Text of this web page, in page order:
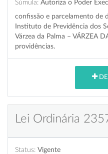
Súmula: Autoriza o Poder
confissão e parcelamento de
Instituto de Previdência dos
Várzea da Palma – VÁRZEA
providências.
Lei Ordinária
Status: Vigente